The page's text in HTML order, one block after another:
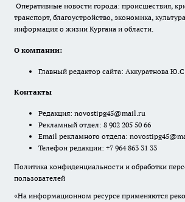
Оперативные новости города: происшествия,
транспорт, благоустройство, экономика,
информация о жизни Кургана и области.
О компании:
Главный редактор сайта: Аккуратнова Ю.С.
Контакты
Редакция: novostipg45@mail.ru
Рекламный отдел: 8 902 205 50 66
Email рекламного отдела:
Телефон редакции: +7 964 863 31 33
Политика конфиденциальности и обработки
пользователей
«На информационном ресурсе применяются